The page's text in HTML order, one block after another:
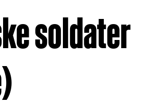
soldater